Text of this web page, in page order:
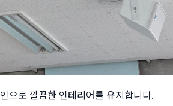
으로 깔끔한 인테리어를 유지합니다.